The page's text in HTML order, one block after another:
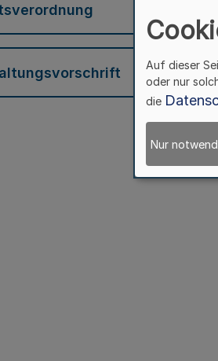
Auf dieser
oder nur
die
Nur